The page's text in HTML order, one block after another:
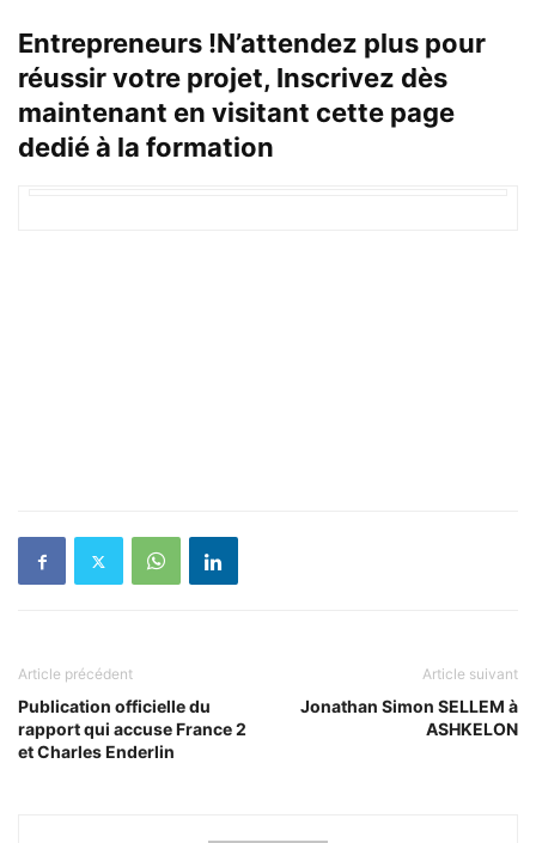
Entrepreneurs !N’attendez plus pour
réussir votre projet, Inscrivez dès
maintenant en visitant cette page
dedié à la formation
Article précédent
Publication officielle du
rapport qui accuse France 2
et Charles Enderlin
Article suivant
Jonathan Simon SELLEM à
ASHKELON